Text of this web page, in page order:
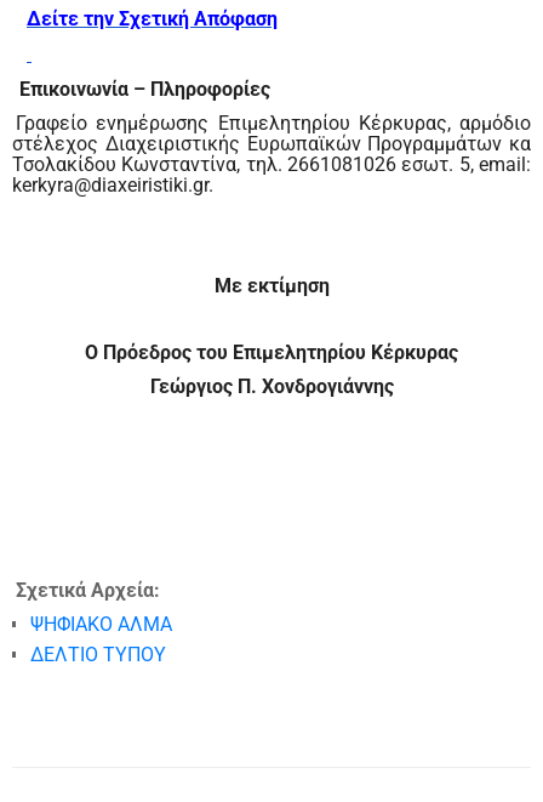
Δείτε την Σχετική Απόφαση
Επικοινωνία – Πληροφορίες
Γραφείο ενημέρωσης Επιμελητηρίου Κέρκυρας, αρμόδιο
στέλεχος Διαχειριστικής Ευρωπαϊκών Προγραμμάτων κα
Τσολακίδου Κωνσταντίνα, τηλ. 2661081026 εσωτ. 5, email:
kerkyra@diaxeiristiki.gr.
Με εκτίμηση
Ο Πρόεδρος του Επιμελητηρίου Κέρκυρας
Γεώργιος Π. Χονδρογιάννης
Σχετικά Αρχεία:
ΨΗΦΙΑΚΟ ΑΛΜΑ
ΔΕΛΤΙΟ ΤΥΠΟΥ